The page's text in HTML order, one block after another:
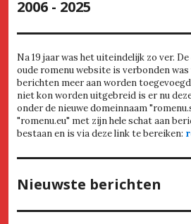
2006 - 2025
Na 19 jaar was het uiteindelijk zo ver.
oude romenu website is verbonden
berichten meer aan worden
niet kon worden uitgebreid is er nu
onder de nieuwe domeinnaam
"romenu.eu" met zijn hele schat aan
bestaan en is via deze link te bereiken:
Nieuwste berichten